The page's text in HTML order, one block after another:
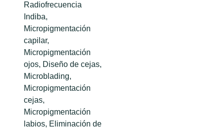
Radiofrecuencia
Indiba,
Micropigmentación
capilar,
Micropigmentación
ojos, Diseño de cejas,
Microblading,
Micropigmentación
cejas,
Micropigmentación
labios, Eliminación de